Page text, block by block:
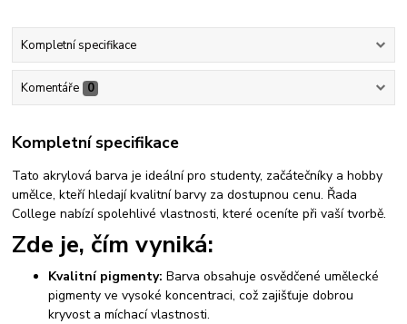
Kompletní specifikace
Komentáře 0
Kompletní specifikace
Tato akrylová barva je ideální pro studenty, začátečníky a hobby
umělce, kteří hledají kvalitní barvy za dostupnou cenu. Řada
College nabízí spolehlivé vlastnosti, které oceníte při vaší tvorbě.
Zde je, čím vyniká:
Kvalitní pigmenty: Barva obsahuje osvědčené umělecké
pigmenty ve vysoké koncentraci, což zajišťuje dobrou
kryvost a míchací vlastnosti.